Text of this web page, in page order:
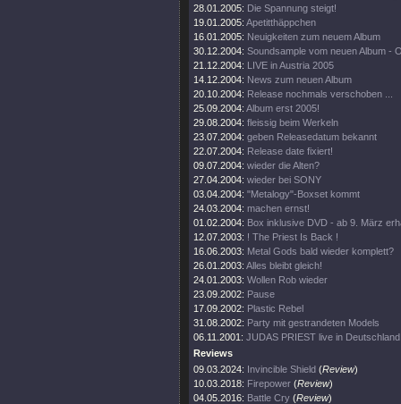
28.01.2005: Die Spannung steigt!
19.01.2005: Apetitthäppchen
16.01.2005: Neuigkeiten zum neuem Album
30.12.2004: Soundsample vom neuen Album -
21.12.2004: LIVE in Austria 2005
14.12.2004: News zum neuen Album
20.10.2004: Release nochmals verschoben ...
25.09.2004: Album erst 2005!
29.08.2004: fleissig beim Werkeln
23.07.2004: geben Releasedatum bekannt
22.07.2004: Release date fixiert!
09.07.2004: wieder die Alten?
27.04.2004: wieder bei SONY
03.04.2004: "Metalogy"-Boxset kommt
24.03.2004: machen ernst!
01.02.2004: Box inklusive DVD - ab 9. März
12.07.2003: ! The Priest Is Back !
16.06.2003: Metal Gods bald wieder komplett?
26.01.2003: Alles bleibt gleich!
24.01.2003: Wollen Rob wieder
23.09.2002: Pause
17.09.2002: Plastic Rebel
31.08.2002: Party mit gestrandeten Models
06.11.2001: JUDAS PRIEST live in Deutschland
Reviews
09.03.2024: Invincible Shield (Review)
10.03.2018: Firepower (Review)
04.05.2016: Battle Cry (Review)